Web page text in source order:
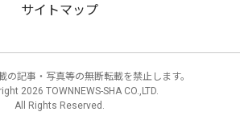
サイトマップ
の記事・写真等の無断転載を禁止します。
2026 TOWNNEWS-SHA CO.,LTD.
All Rights Reserved.